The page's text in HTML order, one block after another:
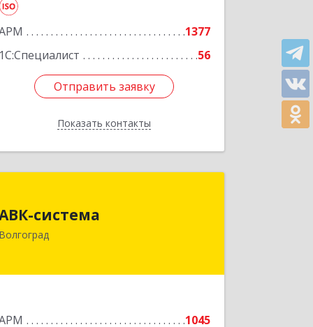
1377
1С:Специалист
56
Отправить заявку
Показать контакты
Отправить заявку
Назад
система
Волгоград
1045
г, Коммунистическая ул, дом № 21
Подробнее